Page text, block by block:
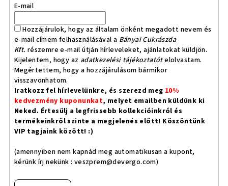
E-mail
Hozzájárulok, hogy az általam önként megadott nevem és
e-mail címem felhasználásával a Bányai Cukrászda
Kft. részemre e-mail útján hírleveleket, ajánlatokat küldjön.
Kijelentem, hogy az adatkezelési tájékoztatótelolvastam.
Megértettem, hogy a hozzájárulásom bármikor
visszavonhatom.
Iratkozz fel hírlevelünkre, és szerezd meg 10%
kedvezmény kuponunkat, melyet emailben küldünk ki
Neked. Értesülj a legfrissebb kollekcióinkról és
termékeinkről szinte a megjelenés előtt! Köszöntünk
VIP tagjaink között! :)
(amennyiben nem kapnád meg automatikusan a kupont,
kérünk írj nekünk : veszprem@devergo.com)